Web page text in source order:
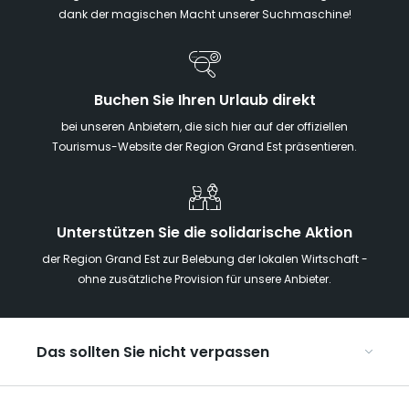
dank der magischen Macht unserer Suchmaschine!
Buchen Sie Ihren Urlaub direkt
bei unseren Anbietern, die sich hier auf der offiziellen
Tourismus-Website der Region Grand Est präsentieren.
Unterstützen Sie die solidarische Aktion
der Region Grand Est zur Belebung der lokalen Wirtschaft -
ohne zusätzliche Provision für unsere Anbieter.
Das sollten Sie nicht verpassen